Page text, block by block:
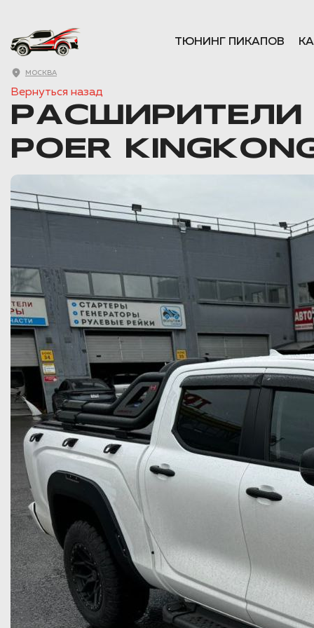
МОСКВА
ТЮНИНГ ПИКАПОВ
Вернуться назад
РАСШИРИТЕЛИ
POER